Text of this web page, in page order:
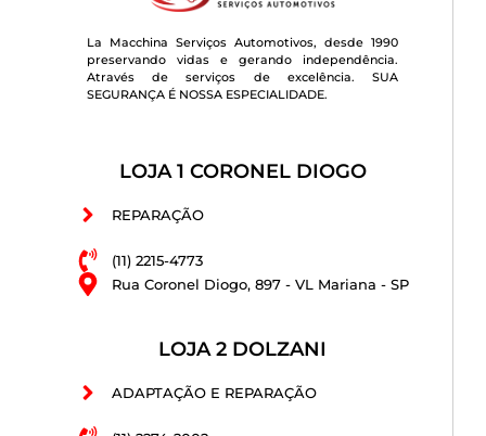
La Macchina Serviços Automotivos, desde 1990
preservando vidas e gerando independência.
Através de serviços de excelência. SUA
SEGURANÇA É NOSSA ESPECIALIDADE.
LOJA 1 CORONEL DIOGO
REPARAÇÃO
(11) 2215-4773
Rua Coronel Diogo, 897 - VL Mariana - SP
LOJA 2 DOLZANI
ADAPTAÇÃO E REPARAÇÃO